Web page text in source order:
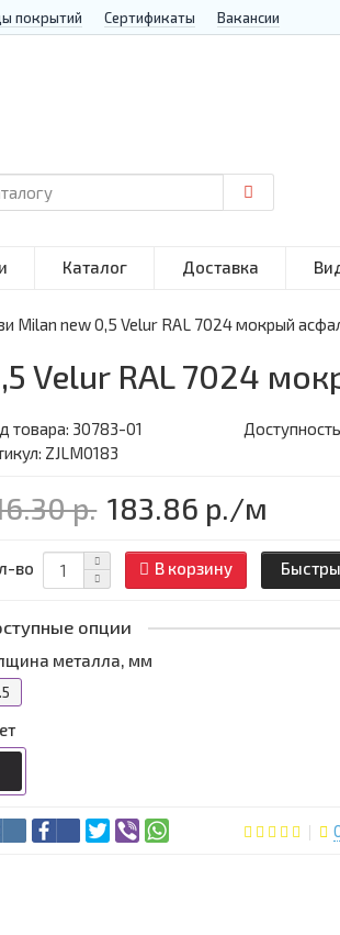
покрытий Сертификаты Вакансии
Каталог Доставка
Milan new 0,5 Velur RAL 7024 мокрый
Velur RAL 7024
товара: 30783-01
ZJLM0183
р. 183.86 р./м
во В корзину
опции
металла, мм